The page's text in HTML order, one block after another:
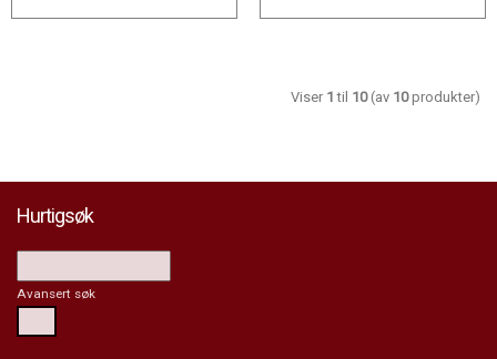
Viser 1 til 10(av 10produkter)
Hurtigsøk
Avansert søk